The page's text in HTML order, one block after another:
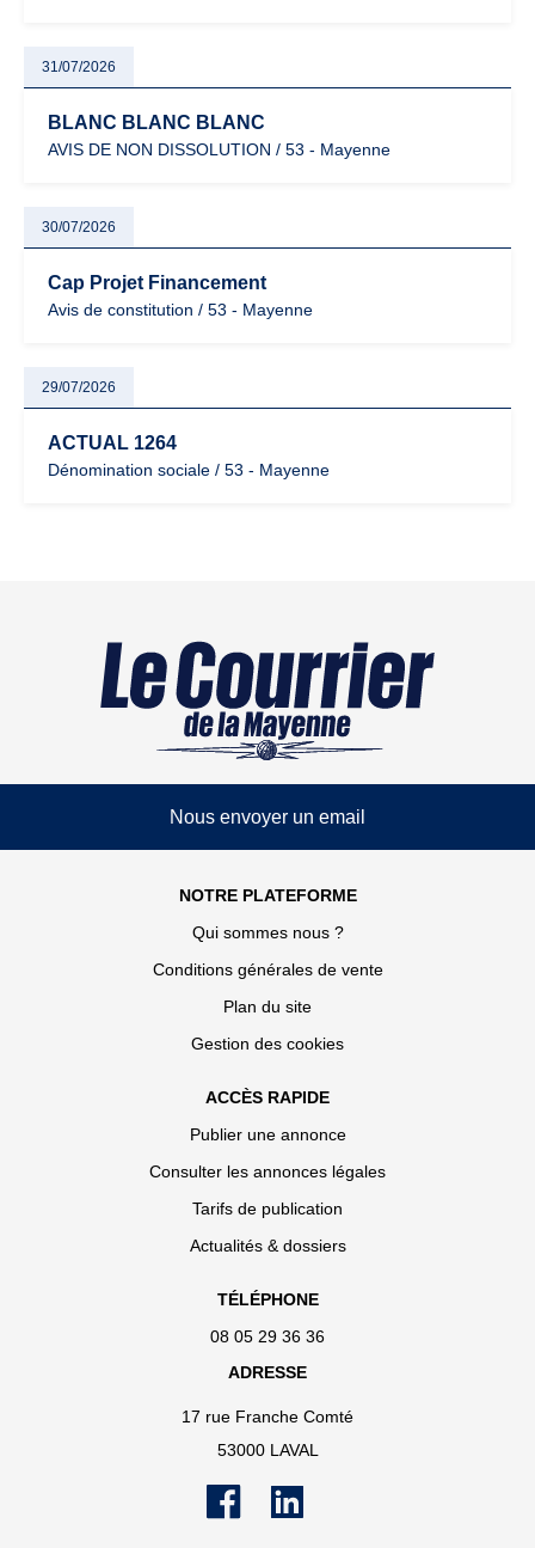
31/07/2026
BLANC BLANC BLANC
AVIS DE NON DISSOLUTION / 53 - Mayenne
30/07/2026
Cap Projet Financement
Avis de constitution / 53 - Mayenne
29/07/2026
ACTUAL 1264
Dénomination sociale / 53 - Mayenne
Nous envoyer un email
NOTRE PLATEFORME
Qui sommes nous ?
Conditions générales de vente
Plan du site
Gestion des cookies
ACCÈS RAPIDE
Publier une annonce
Consulter les annonces légales
Tarifs de publication
Actualités & dossiers
TÉLÉPHONE
08 05 29 36 36
ADRESSE
17 rue Franche Comté
53000 LAVAL